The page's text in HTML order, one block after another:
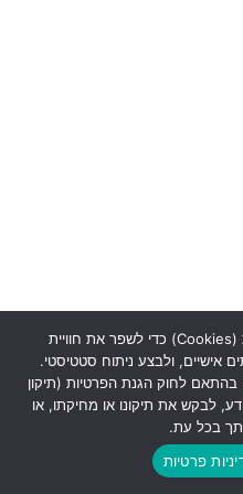
האתר שלנו משתמש בקובצי עוגיות (Cookies) כדי לשפר את חוויית
אישיים, ולבצע ניתוח סטטיסטי.
בהתאם לחוק הגנת הפרטיות (תיקון
לבקש את תיקונו או מחיקתו, או
בכל עת.
פרטיות